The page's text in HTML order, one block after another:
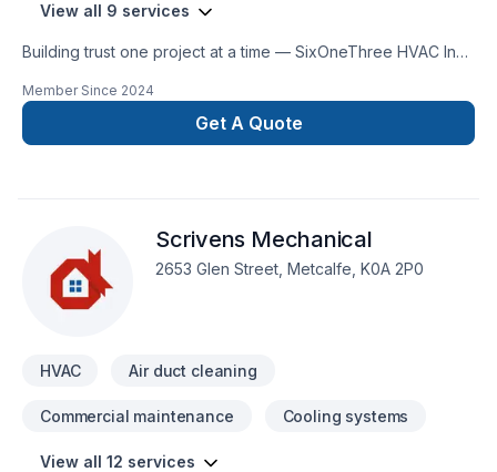
View all 9 services
Building trust one project at a time — SixOneThree HVAC Inc.,
HVAC, Natural gaz heating, Oil based heating, Ventilation
across Eastern Ontario. Our mission is simple: to deliver value,
quality, and a positive experience, every time. Find out how
Member Since 2024
Get A Quote
Scrivens Mechanical
2653 Glen Street, Metcalfe, K0A 2P0
HVAC Air duct cleaning
Commercial maintenance Cooling systems
View all 12 services